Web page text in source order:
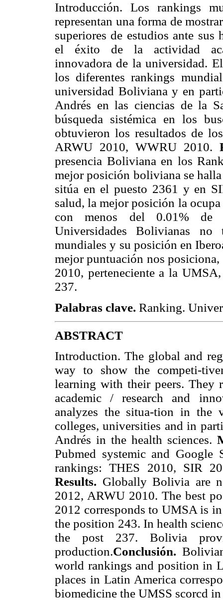
Introducción. Los rankings
representan una forma de
superiores de estudios ante sus
el éxito de la actividad
innovadora de la universidad.
los diferentes rankings
universidad Boliviana y en
Andrés en las ciencias de la
búsqueda sistémica en los
obtuvieron los resultados de
ARWU 2010, WWRU 2010.
presencia Boliviana en los
mejor posición boliviana se
sitúa en el puesto 2361 y en
salud, la mejor posición la
con menos del 0.01% de
Universidades Bolivianas no
mundiales y su posición en
mejor puntuación nos
2010, perteneciente a la
237.
Palabras clave. Ranking.
ABSTRACT
Introduction. The global and
way to show the competi-
learning with their peers. They
academic / research and
analyzes the situa-tion in the
colleges, universities and in
Andrés in the health sciences.
Pubmed systemic and Google
rankings: THES 2010, SIR
Results. Globally Bolivia are
2012, ARWU 2010. The best
2012 corresponds to UMSA is
the position 243. In health
the post 237. Bolivia
production.Conclusión.
world rankings and position in
places in Latin America
biomedicine the UMSS scorcd